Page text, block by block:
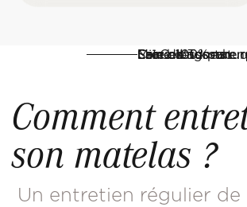
Soie de Tussah
Laine d’agneau
SeaCell®
Crin blond pure
Latex 100%
Micro-ressorts
Comment
son matelas ?
Un entretien régulier de